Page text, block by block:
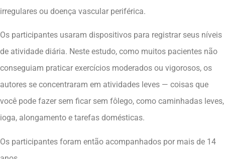
irregulares ou doença vascular periférica.
Os participantes usaram dispositivos para registrar seus níveis
de atividade diária. Neste estudo, como muitos pacientes não
conseguiam praticar exercícios moderados ou vigorosos, os
autores se concentraram em atividades leves — coisas que
você pode fazer sem ficar sem fôlego, como caminhadas leves,
ioga, alongamento e tarefas domésticas.
Os participantes foram então acompanhados por mais de 14